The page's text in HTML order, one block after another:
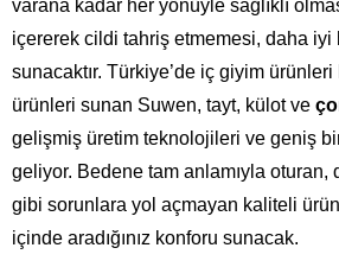
varana kadar her yönüyle sağlıklı
içererek cildi tahriş etmemesi, daha iyi
sunacaktır. Türkiye’de iç giyim
ürünleri sunan Suwen, tayt, külot ve
gelişmiş üretim teknolojileri ve geniş
geliyor. Bedene tam anlamıyla oturan,
gibi sorunlara yol açmayan kaliteli
içinde aradığınız konforu sunacak.